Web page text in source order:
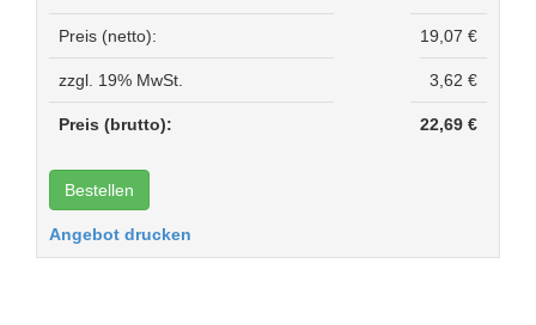
Preis (netto): 19,07 €
zzgl. 19% MwSt. 3,62 €
Preis (brutto): 22,69 €
Angebot drucken